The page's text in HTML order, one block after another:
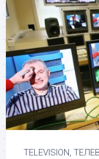
TELEVISION,